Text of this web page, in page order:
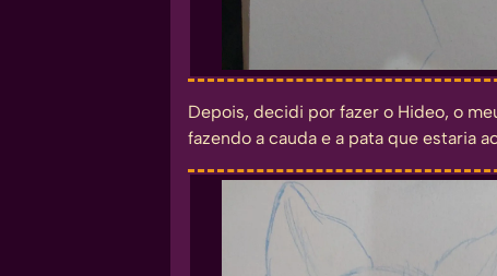
Depois, decidi por fazer o Hideo, o
fazendo a cauda e a pata que estaria